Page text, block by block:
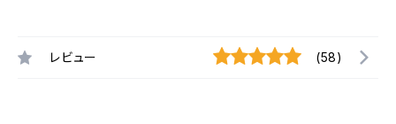
レビュー (58)